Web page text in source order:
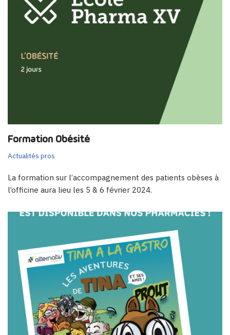
Formation Obésité
Actualités pros
La formation sur l’accompagnement des patients obèses à
l’officine aura lieu les 5 & 6 février 2024.